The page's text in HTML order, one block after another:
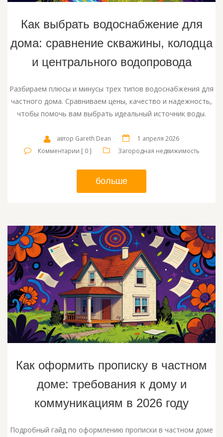
Как выбрать водоснабжение для
дома: сравнение скважины, колодца
и центрального водопровода
Разбираем плюсы и минусы трех типов водоснабжения для
частного дома. Сравниваем цены, качество и надежность,
чтобы помочь вам выбрать идеальный источник воды.
автор Gareth Dean
1 апреля 2026
Комментарии [ 0 ]
Загородная недвижимость
больше
Как оформить прописку в частном
доме: требования к дому и
коммуникациям в 2026 году
Подробный гайд по оформлению прописки в частном доме